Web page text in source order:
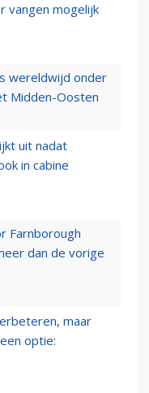
vangen mogelijk
wereldwijd onder
Midden-Oosten
uit nadat
in cabine
Farnborough
dan de vorige
maar
optie: